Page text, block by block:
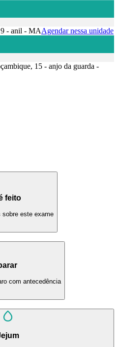
9 - anil - MAAgendar nessa unidade
15 - anjo da guarda -
feito
sobre este exame
com antecedência